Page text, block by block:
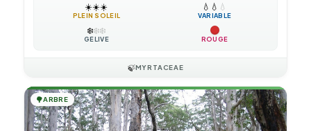
☀️☀️☀️
PLEIN SOLEIL
💧 💧 💧
VARIABLE
❄️❄️❄️
GÉLIVE ROUGE
🍃MYRTACEAE
🌳ARBRE